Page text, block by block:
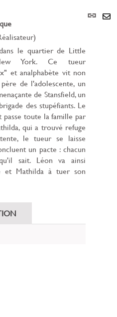
Lien
le quartier de Little
York. Ce tueur
et analphabète vit non
de l'adolescente, un
de Stansfield, un
des stupéfiants. Le
passe toute la famille par
qui a trouvé refuge
le tueur se laisse
un pacte : chacun
sait. Léon va ainsi
Mathilda à tuer son